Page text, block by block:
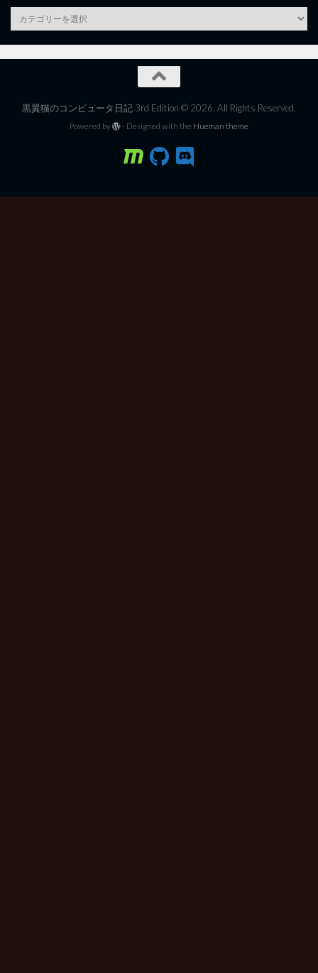
category
黒翼猫のコンピュータ日記 3rd Edition © 2026. All Rights Reserved.
Powered by - Designed with the Hueman theme